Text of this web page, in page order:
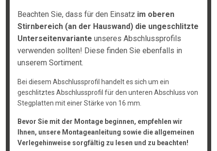
Beachten Sie, dass für den Einsatz im oberen
Stirnbereich (an der Hauswand) die ungeschlitzte
Unterseitenvariante unseres Abschlussprofils
verwenden sollten! Diese finden Sie ebenfalls in
unserem Sortiment.
Bei diesem Abschlussprofil handelt es sich um ein
geschlitztes Abschlussprofil für den unteren Abschluss von
Stegplatten mit einer Stärke von 16 mm.
Bevor Sie mit der Montage beginnen, empfehlen wir
Ihnen, unsere Montageanleitung sowie die allgemeinen
Verlegehinweise sorgfältig zu lesen und zu beachten!